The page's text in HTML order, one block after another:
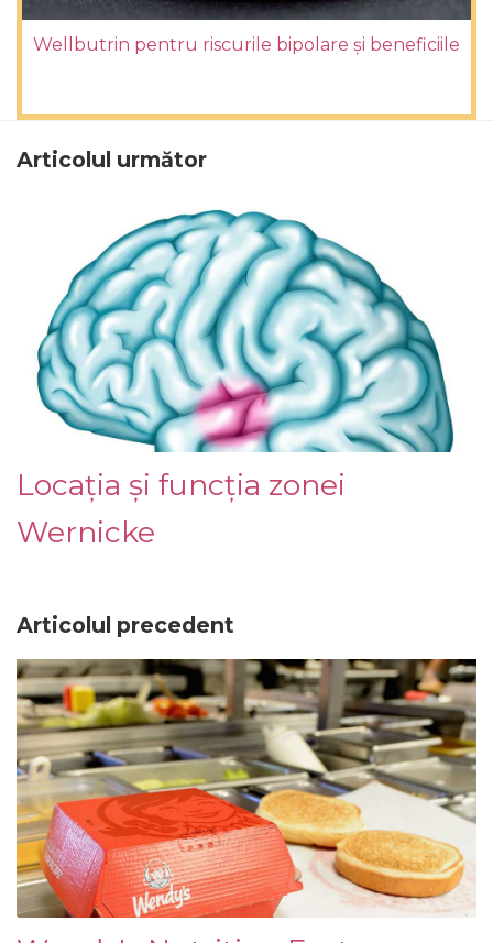
Wellbutrin pentru riscurile bipolare și beneficiile
Articolul următor
Locația și funcția zonei
Wernicke
Articolul precedent